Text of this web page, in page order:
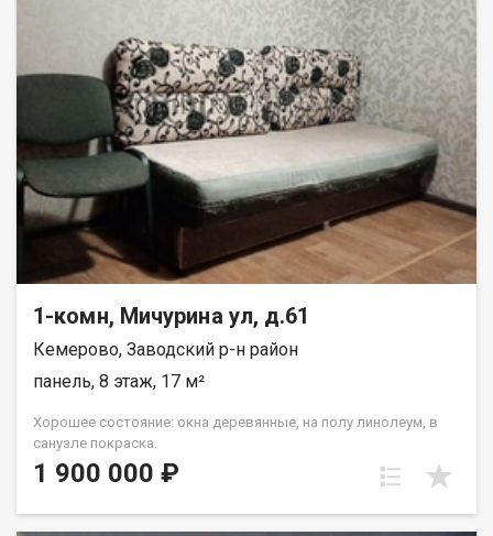
1-комн, Мичурина ул, д.61
Кемерово, Заводский р-н район
панель, 8 этаж, 17 м²
Хорошее состояние: окна деревянные, на полу линолеум, в
санузле покраска.
1 900 000 ₽